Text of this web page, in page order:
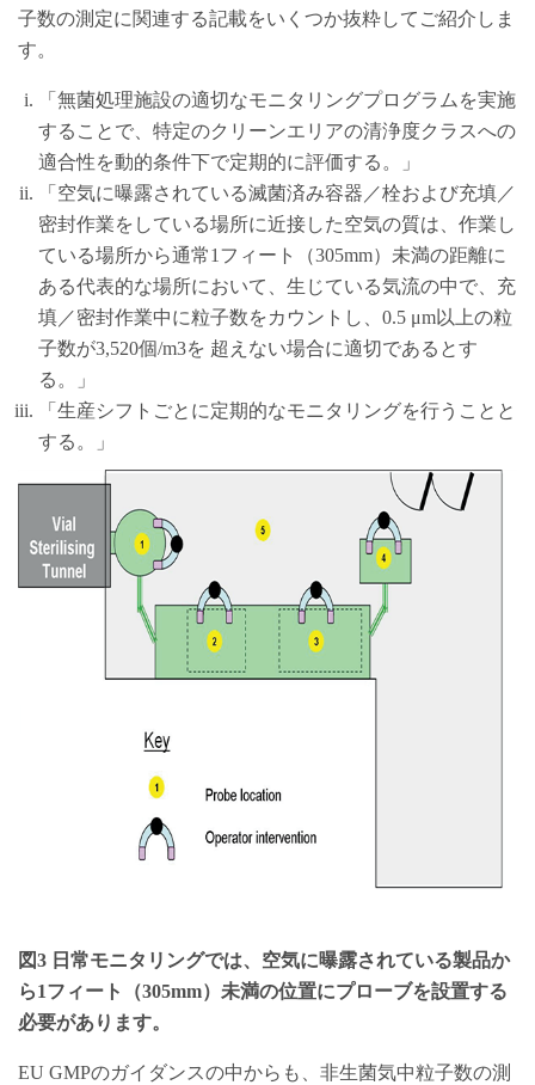
子数の測定に関連する記載をいくつか抜粋してご紹介しま
す。
「無菌処理施設の適切なモニタリングプログラムを実施
することで、特定のクリーンエリアの清浄度クラスへの
適合性を動的条件下で定期的に評価する。」
「空気に曝露されている滅菌済み容器／栓および充填／
密封作業をしている場所に近接した空気の質は、作業し
ている場所から通常1フィート（305mm）未満の距離に
ある代表的な場所において、生じている気流の中で、充
填／密封作業中に粒子数をカウントし、0.5 μm以上の粒
子数が3,520個/m3を 超えない場合に適切であるとす
る。」
「生産シフトごとに定期的なモニタリングを行うことと
する。」
図3 日常モニタリングでは、空気に曝露されている製品か
ら1フィート（305mm）未満の位置にプローブを設置する
必要があります。
EU GMPのガイダンスの中からも、非生菌気中粒子数の測